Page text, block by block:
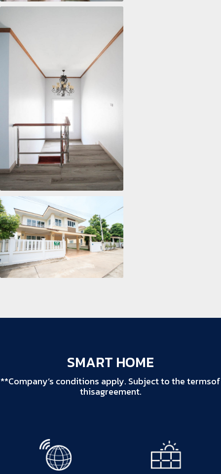
SMART HOME
**Company’s conditions apply. Subject to the termsof
thisagreement.